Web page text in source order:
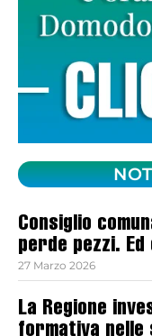
Consiglio
perde pezzi.
27 Marzo 2026
La Regione